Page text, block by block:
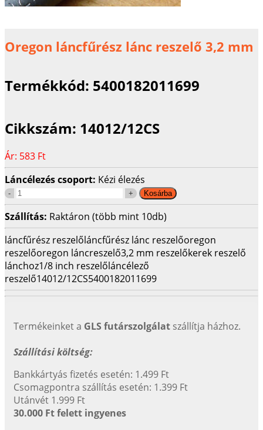
Oregon láncfűrész lánc reszelő 3,2 mm
Termékkód: 5400182011699
Cikkszám: 14012/12CS
Ár: 583 Ft
Láncélezés csoport: Kézi élezés
Szállítás: Raktáron (több mint 10db)
láncfűrész reszelőláncfűrész lánc reszelőoregon
reszelőoregon láncreszelő3,2 mm reszelőkerek reszelő
lánchoz1/8 inch reszelőláncélező
reszelő14012/12CS5400182011699
Termékeinket a GLS futárszolgálat szállítja házhoz.
Szállítási költség:
Bankkártyás fizetés esetén: 1.499 Ft
Csomagpontra szállítás esetén: 1.399 Ft
Utánvét 1.999 Ft
30.000 Ft felett ingyenes